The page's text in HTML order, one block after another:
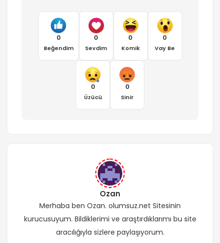
0
Beğendim
0
Sevdim
0
Komik
0
Vay Be
0
Üzücü
0
Sinir
Ozan
Merhaba ben Ozan. olumsuz.net Sitesinin
kurucusuyum. Bildiklerimi ve araştırdıklarımı bu site
aracılığıyla sizlere paylaşıyorum.